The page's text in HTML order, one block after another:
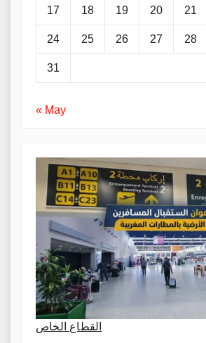
17 18 19 20 21
24 25 26 27 28
31
« May
القطاع الخاص